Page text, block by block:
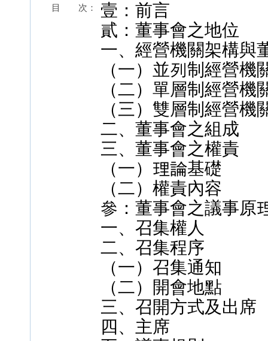
目 次：
壹：前言
貳：董事會之地位
一、經營機關架構與
（一）並列制經營機
（二）單層制經營機
（三）雙層制經營機
二、董事會之組成
三、董事會之權責
（一）理論基礎
（二）權責內容
參：董事會之議事原
一、召集權人
二、召集程序
（一）召集通知
（二）開會地點
三、召開方式及出席
四、主席